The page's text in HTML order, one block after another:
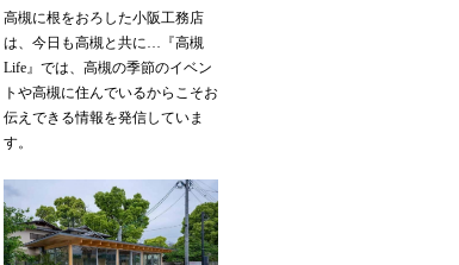
高槻に根をおろした小阪工務店
は、今日も高槻と共に…『高槻
Life』では、高槻の季節のイベン
トや高槻に住んでいるからこそお
伝えできる情報を発信していま
す。